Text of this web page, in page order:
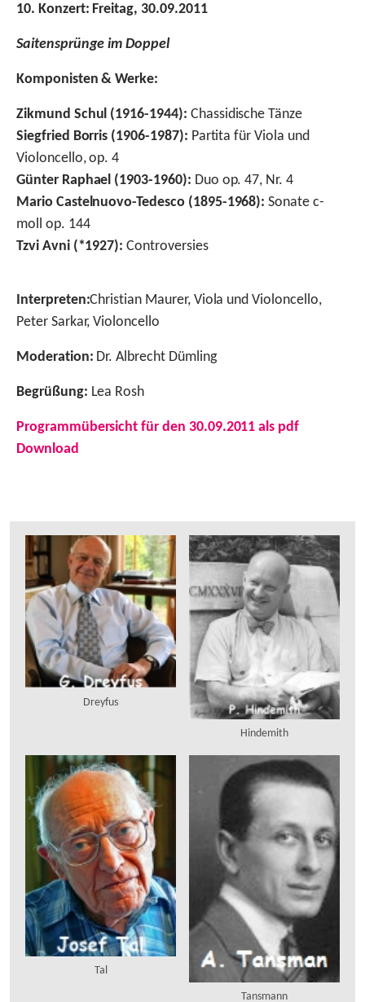
10. Konzert: Freitag, 30.09.2011
Saitensprünge im Doppel
Komponisten & Werke:
Zikmund Schul (1916-1944): Chassidische Tänze
Siegfried Borris (1906-1987): Partita für Viola und
Violoncello, op. 4
Günter Raphael (1903-1960): Duo op. 47, Nr. 4
Mario Castelnuovo-Tedesco (1895-1968):Sonate c-
moll op. 144
Tzvi Avni (*1927):Controversies
Interpreten:Christian Maurer, Viola und Violoncello,
Peter Sarkar, Violoncello
Moderation: Dr. Albrecht Dümling
Begrüßung: Lea Rosh
Programmübersicht für den 30.09.2011 als pdf
Download
Dreyfus
Hindemith
Tal
Tansmann